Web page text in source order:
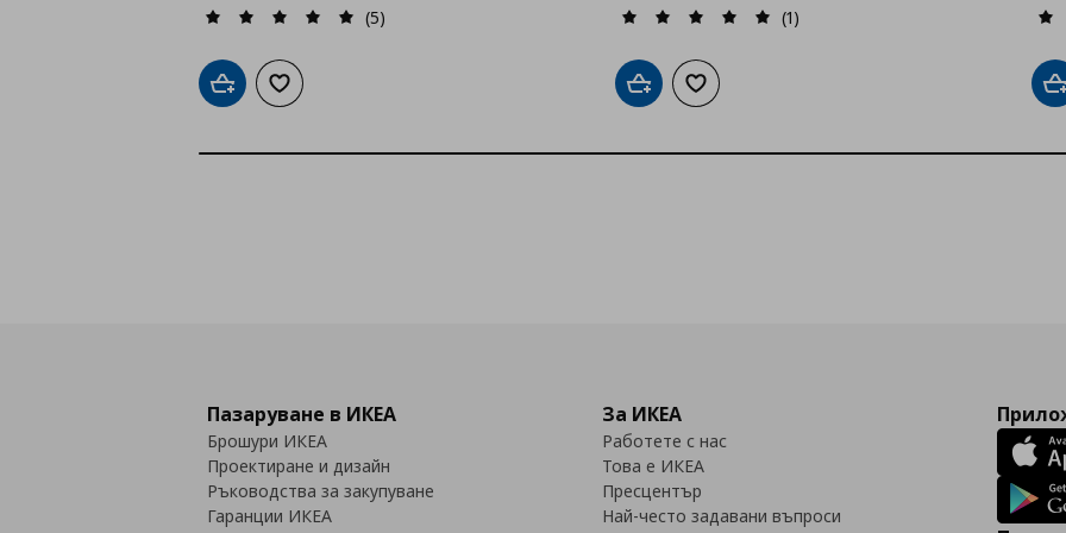
(5)
Добави в кошницата
Добави към списъка с любими
(1)
Добави в кошницата
Добави към списъка с любими
Пазаруване в ИКЕА
Брошури ИКЕА
Проектиране и дизайн
Ръководства за закупуване
Гаранции ИКЕА
За ИКЕА
Работете с нас
Това е ИКЕА
Пресцентър
Най-често задавани въпроси